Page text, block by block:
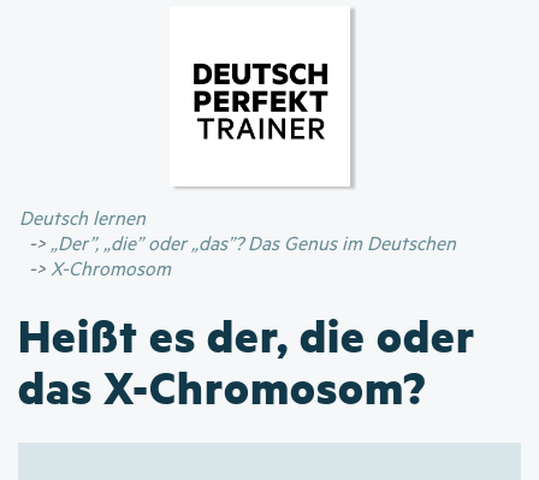
Inhalt
Deutsch lernen
„Der”, „die” oder „das”? Das Genus im Deutschen
X-Chromosom
Heißt es der, die oder
das X-Chromosom?